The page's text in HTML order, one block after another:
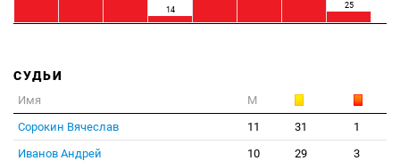
14 25
СУДЬИ
Имя
М
Сорокин Вячеслав
11 31
1
Иванов Андрей
10 29
3